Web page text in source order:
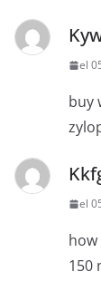
el
buy
el
150